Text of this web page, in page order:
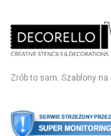
Zrób to sam. Szablony na